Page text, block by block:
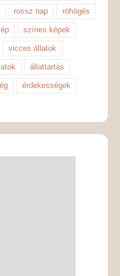
rossz nap röhögés
színes képek
vicces állatok
állattartás
érdekességek